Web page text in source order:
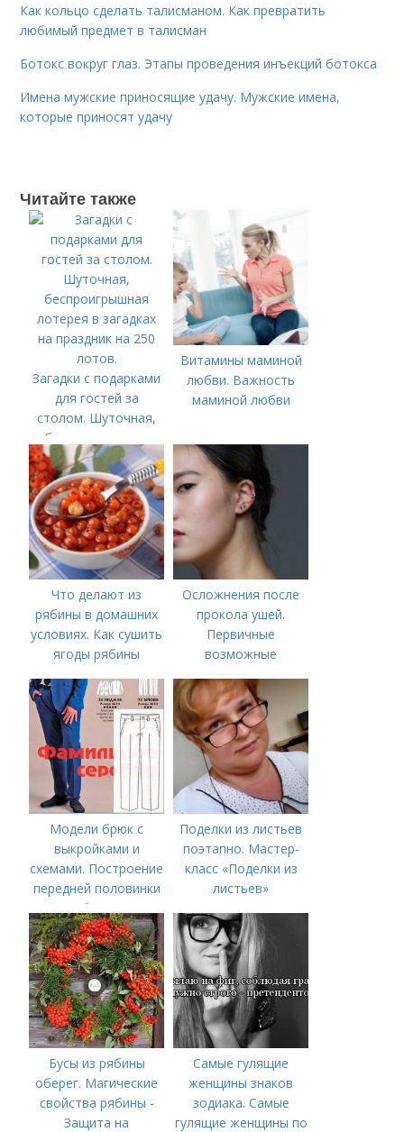
Как кольцо сделать талисманом. Как превратить
любимый предмет в талисман
Ботокс вокруг глаз. Этапы проведения инъекций ботокса
Имена мужские приносящие удачу. Мужские имена,
которые приносят удачу
Читайте также
Загадки с подарками
для гостей за
столом. Шуточная,
беспроигрышная
лотерея в загадках
на праздник на 250
лотов.
Витамины маминой
любви. Важность
маминой любви
Что делают из
рябины в домашних
условиях. Как сушить
ягоды рябины
Осложнения после
прокола ушей.
Первичные
возможные
последствия прокола
для здоровья
Модели брюк с
выкройками и
схемами. Построение
передней половинки
брюк
Поделки из листьев
поэтапно. Мастер-
класс «Поделки из
листьев»
Бусы из рябины
оберег. Магические
свойства рябины -
Защита на
Самые гулящие
женщины знаков
зодиака. Самые
гулящие женщины по